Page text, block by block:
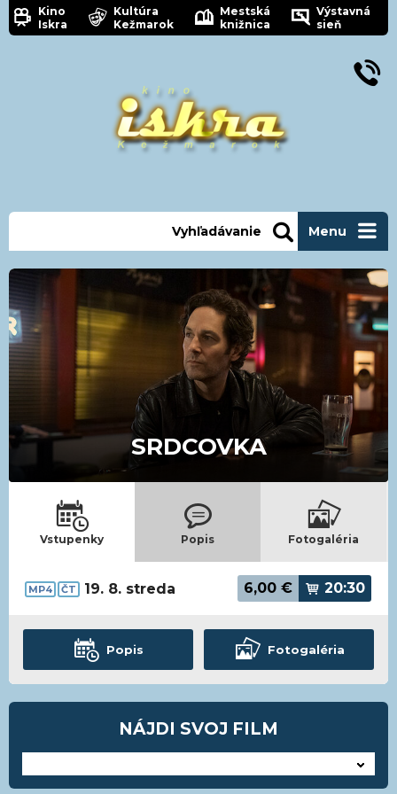
Kino
Iskra
Kultúra
Kežmarok
Mestská
knižnica
Výstavná
sieň
Menu
Vyhľadávanie
SRDCOVKA
Vstupenky Popis Fotogaléria
MP4 ČT 19. 8. streda 6,00 € 20:30
Popis Fotogaléria
NÁJDI SVOJ FILM